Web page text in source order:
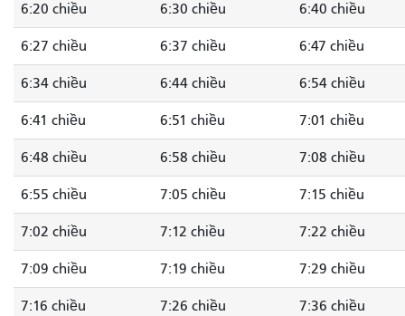
6:20 chiều 6:30 chiều 6:40 chiều
6:27 chiều 6:37 chiều 6:47 chiều
6:34 chiều 6:44 chiều 6:54 chiều
6:41 chiều 6:51 chiều 7:01 chiều
6:48 chiều 6:58 chiều 7:08 chiều
6:55 chiều 7:05 chiều 7:15 chiều
7:02 chiều 7:12 chiều 7:22 chiều
7:09 chiều 7:19 chiều 7:29 chiều
7:16 chiều 7:26 chiều 7:36 chiều